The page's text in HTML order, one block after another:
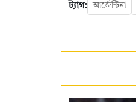
ট্যাগ: আর্জেন্টিনা